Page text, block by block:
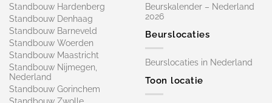
Standbouw Hardenberg
Standbouw Denhaag
Standbouw Barneveld
Standbouw Woerden
Standbouw Maastricht
Standbouw Nijmegen,
Nederland
Standbouw Gorinchem
Standbouw Zwolle
Beurskalender – Nederland
2026
Beurslocaties
Beurslocaties in Nederland
Toon locatie